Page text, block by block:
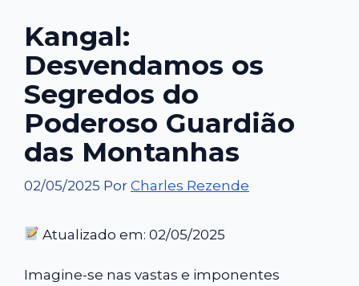
Kangal:
Desvendamos os
Segredos do
Poderoso Guardião
das Montanhas
02/05/2025 Por Charles Rezende
Atualizado em: 02/05/2025
Imagine-se nas vastas e imponentes